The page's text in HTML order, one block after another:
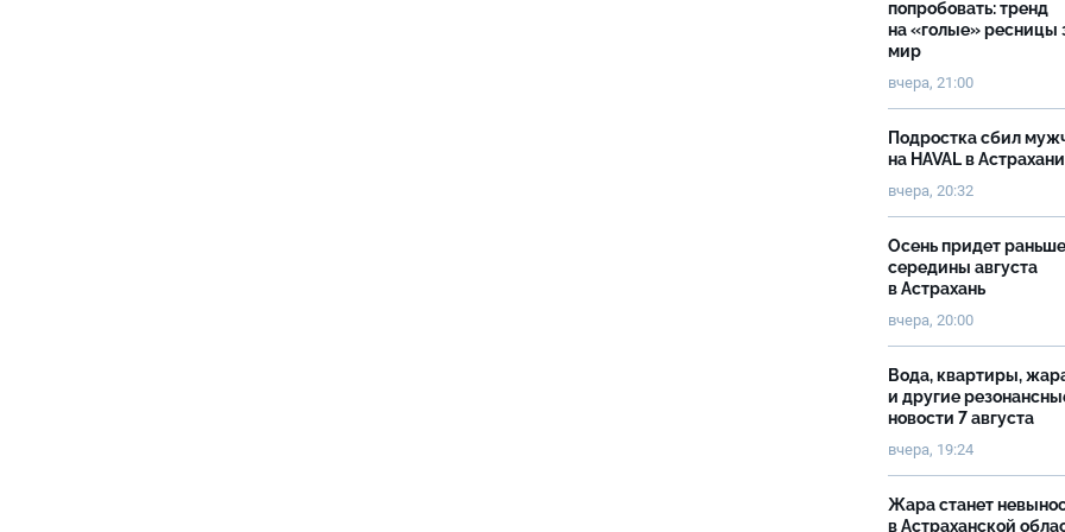
попробовать: тренд
на «голые» ресницы
мир
вчера, 21:00
Подростка сбил
на HAVAL в Астрахани
вчера, 20:32
Осень придет раньше
середины августа
в Астрахань
вчера, 20:00
Вода, квартиры,
и другие
новости 7 августа
вчера, 19:24
Жара станет
в Астраханской